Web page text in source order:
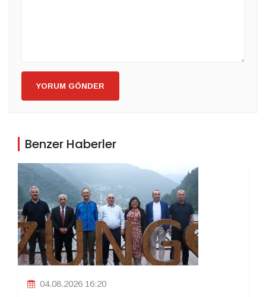
YORUM GÖNDER
Benzer Haberler
04.08.2026 16:20